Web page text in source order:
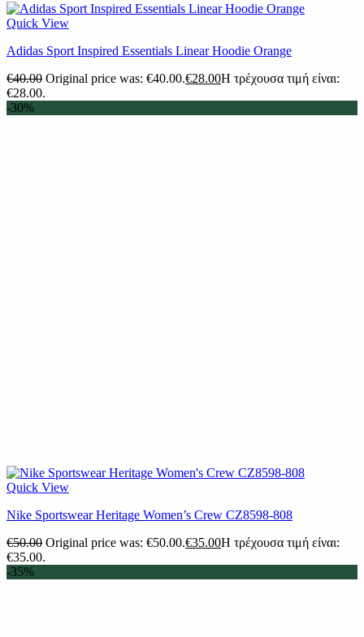
Quick View
Adidas Sport Inspired Essentials Linear Hoodie Orange
€40.00 Original price was: €40.00.€28.00Η τρέχουσα τιμή είναι:
€28.00.
-30%
Quick View
Nike Sportswear Heritage Women’s Crew CZ8598-808
€50.00 Original price was: €50.00.€35.00Η τρέχουσα τιμή είναι:
€35.00.
-35%